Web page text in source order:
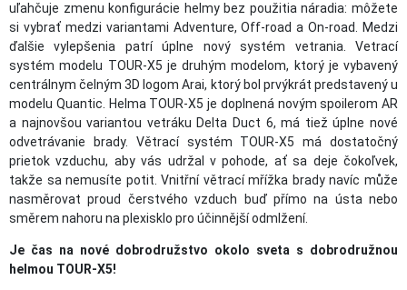
uľahčuje zmenu konfigurácie helmy bez použitia náradia: môžete
si vybrať medzi variantami Adventure, Off-road a On-road. Medzi
ďalšie vylepšenia patrí úplne nový systém vetrania. Vetrací
systém modelu TOUR-X5 je druhým modelom, ktorý je vybavený
centrálnym čelným 3D logom Arai, ktorý bol prvýkrát predstavený u
modelu Quantic. Helma TOUR-X5 je doplnená novým spoilerom AR
a najnovšou variantou vetráku Delta Duct 6, má tiež úplne nové
odvetrávanie brady. Větrací systém TOUR-X5 má dostatočný
prietok vzduchu, aby vás udržal v pohode, ať sa deje čokoľvek,
takže sa nemusíte potit. Vnitřní větrací mřížka brady navíc může
nasměrovat proud čerstvého vzduch buď přímo na ústa nebo
směrem nahoru na plexisklo pro účinnější odmlžení.
Je čas na nové dobrodružstvo okolo sveta s dobrodružnou
helmou TOUR-X5!